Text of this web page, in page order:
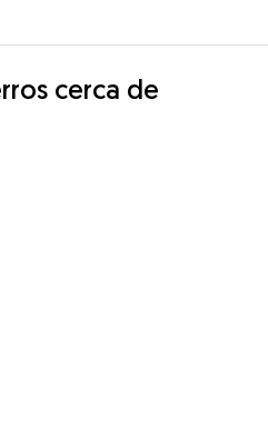
cerca de